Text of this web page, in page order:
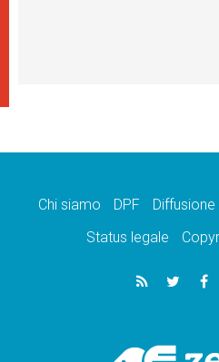
Chi siamo DPF Diffusione
Status legale